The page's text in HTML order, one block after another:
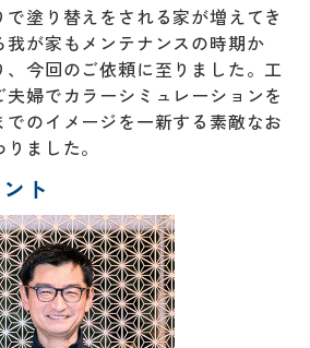
塗り替えをされる家が増えてき
我が家もメンテナンスの時期か
今回のご依頼に至りました。工
婦でカラーシミュレーションを
のイメージを一新する素敵なお
ました。
ト